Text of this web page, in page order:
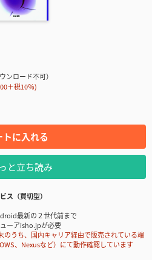
ンロード不可）
＋税10％)
トに入れる
と立ち読み
ス（買切型）
最新の２世代前まで
ーアisho.jpが必要
うち、国内キャリア経由で販売されている端
、Nexusなど）にて動作確認しています